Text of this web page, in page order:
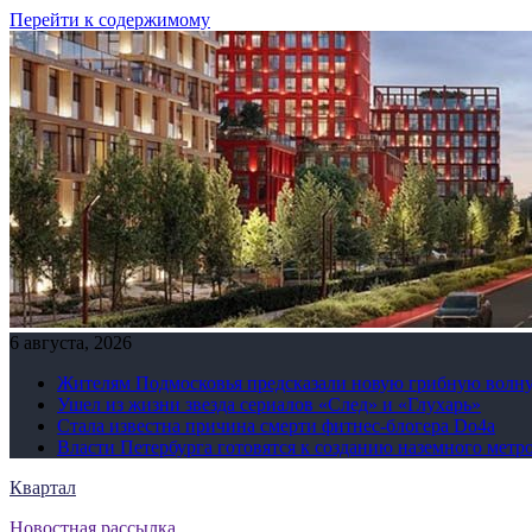
Перейти к содержимому
6 августа, 2026
Жителям Подмосковья предсказали новую грибную
Ушел из жизни звезда сериалов «След» и «Глухарь»
Стала известна причина смерти фитнес-блогера Do4а
Власти Петербурга готовятся к созданию наземного
Квартал
Новостная рассылка